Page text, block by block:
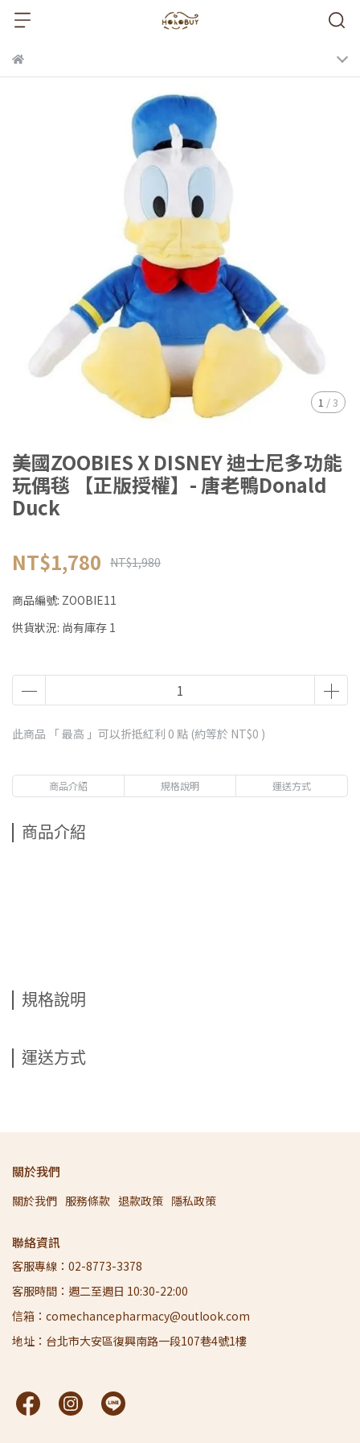
1 /3
美國ZOOBIES X DISNEY 迪士尼多功能
玩偶毯 【正版授權】- 唐老鴨Donald
Duck
NT$1,780 NT$1,980
商品編號: ZOOBIE11
供貨狀況: 尚有庫存 1
此商品 「 最高 」可以折抵紅利 0 點 (約等於 NT$0 )
商品介紹 規格說明 運送方式
商品介紹
規格說明
運送方式
關於我們
關於我們 服務條款 退款政策 隱私政策
聯絡資訊
客服專線：02-8773-3378
客服時間：週二至週日 10:30-22:00
信箱：comechancepharmacy@outlook.com
地址：台北市大安區復興南路一段107巷4號1樓